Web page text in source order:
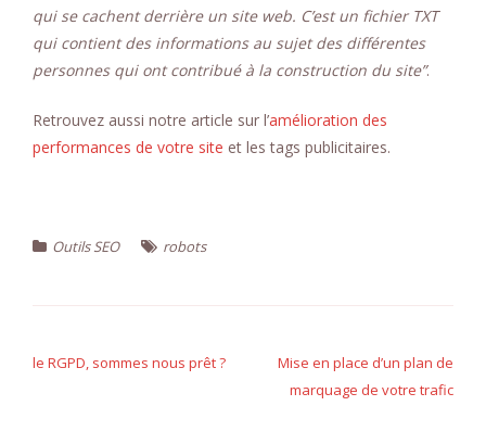
qui se cachent derrière un site web. C’est un fichier TXT
qui contient des informations au sujet des différentes
personnes qui ont contribué à la construction du site”.
Retrouvez aussi notre article sur l’amélioration des
performances de votre site et les tags publicitaires.
Outils SEO robots
de
le RGPD, sommes nous prêt ?
Mise en place d’un plan de
marquage de votre trafic